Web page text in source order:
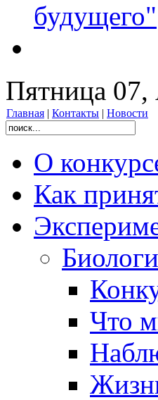
будущего"
Пятница 07,
Главная | Контакты | Новости
О
Как
Что